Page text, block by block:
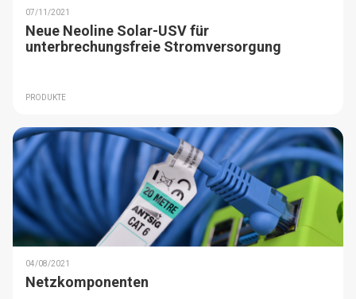
07/11/2021
Neue Neoline Solar-USV für
unterbrechungsfreie Stromversorgung
PRODUKTE
04/08/2021
Netzkomponenten